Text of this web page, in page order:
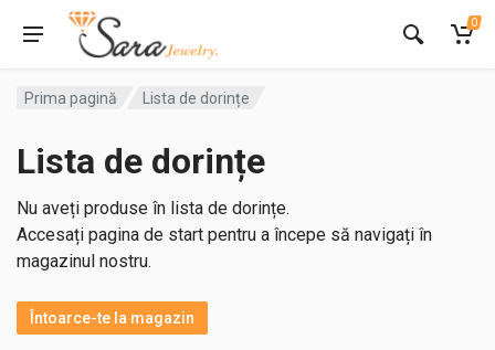
0
Prima pagină Lista de dorințe
Lista de dorințe
Nu aveți produse în lista de dorințe.
Accesați pagina de start pentru a începe să navigați în
magazinul nostru.
Întoarce-te la magazin